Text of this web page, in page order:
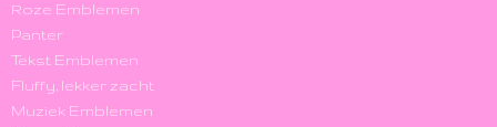
Roze Emblemen
Panter
Tekst Emblemen
Fluffy, lekker zacht
Muziek Emblemen